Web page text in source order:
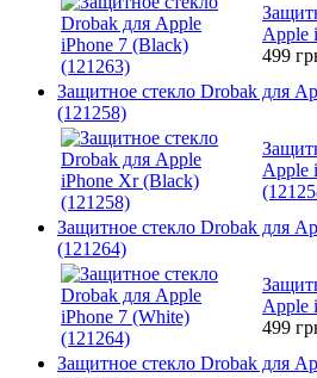
Apple
499
Защитное стекло Drobak для
(121258)
Apple
Защитное стекло Drobak для
(121264)
Apple
499
Защитное стекло Drobak для